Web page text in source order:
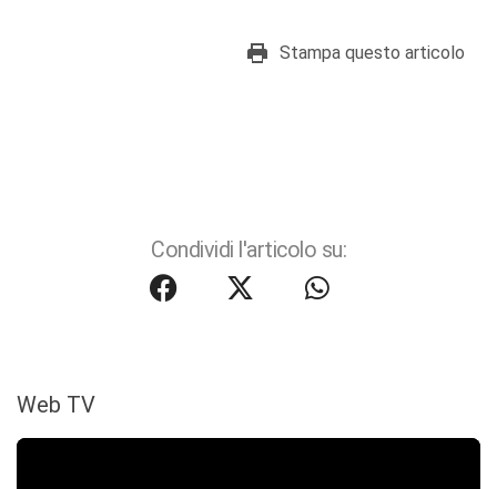
Stampa questo articolo
Condividi l'articolo su:
Web TV